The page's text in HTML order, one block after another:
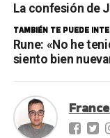
La confesión de
TAMBIÉN TE PUEDE
Rune: «No he
siento bien